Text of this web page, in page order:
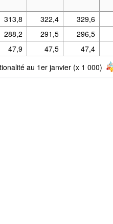
313,8 322,4 329,6
288,2 291,5 296,5
47,9 47,5 47,4
au 1er janvier (x 1 000)